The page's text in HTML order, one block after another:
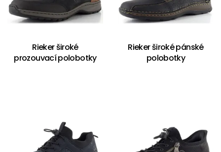
Rieker široké
prozouvací polobotky
Rieker široké pánské
polobotky